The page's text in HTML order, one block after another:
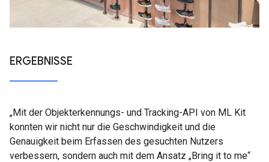
ERGEBNISSE
„Mit der Objekterkennungs- und Tracking-API von ML Kit
konnten wir nicht nur die Geschwindigkeit und die
Genauigkeit beim Erfassen des gesuchten Nutzers
verbessern, sondern auch mit dem Ansatz „Bring it to me“